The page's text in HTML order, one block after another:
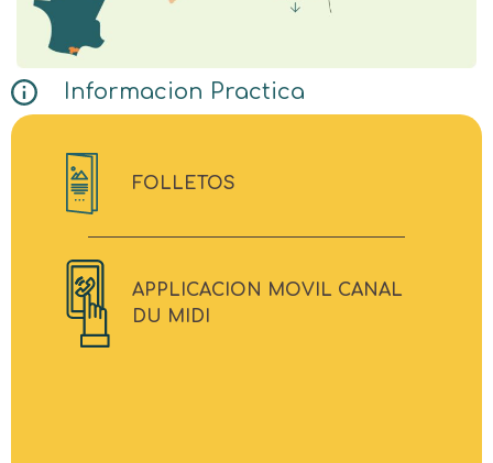
Informacion Practica
FOLLETOS
APPLICACION MOVIL CANAL
DU MIDI